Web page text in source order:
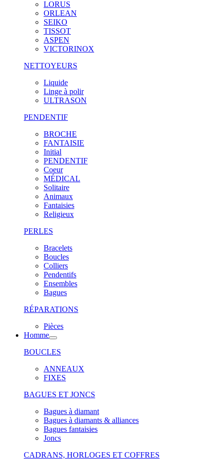
LORUS
ORLEAN
SEIKO
TISSOT
ASPEN
VICTORINOX
NETTOYEURS
Liquide
Linge à polir
ULTRASON
PENDENTIF
BROCHE
FANTAISIE
Initial
PENDENTIF
Coeur
MÉDICAL
Solitaire
Animaux
Fantaisies
Religieux
PERLES
Bracelets
Boucles
Colliers
Pendentifs
Ensembles
Bagues
RÉPARATIONS
Pièces
Homme
BOUCLES
ANNEAUX
FIXES
BAGUES ET JONCS
Bagues à diamant
Bagues à diamants & alliances
Bagues fantaisies
Joncs
CADRANS, HORLOGES ET COFFRES